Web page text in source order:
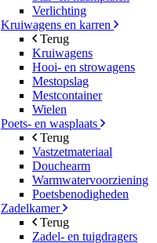
Verlichting
Kruiwagens en karren
Terug
Kruiwagens
Hooi- en strowagens
Mestopslag
Mestcontainer
Wielen
Poets- en wasplaats
Terug
Vastzetmateriaal
Douchearm
Warmwatervoorziening
Poetsbenodigheden
Zadelkamer
Terug
Zadel- en tuigdragers